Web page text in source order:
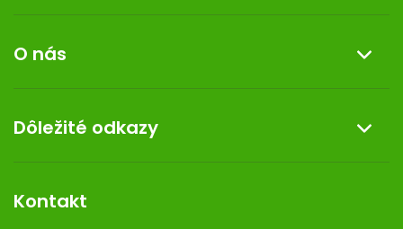
i
Reklamácia a vrátenie tovaru
Doprava a platba
Darček k nákupu
O nás
Kontakt
Dermocentrum
Dôležité odkazy
Rozhodnutie na prevádzku
Kontakt